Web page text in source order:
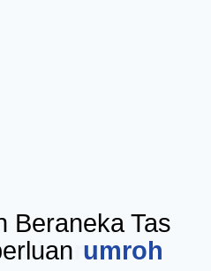
Beraneka Tas
seminar